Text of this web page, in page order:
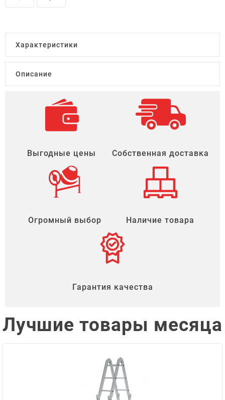
Характеристики
Описание
Выгодные цены Собственная доставка
Огромный выбор Наличие товара
Гарантия качества
Лучшие товары месяца